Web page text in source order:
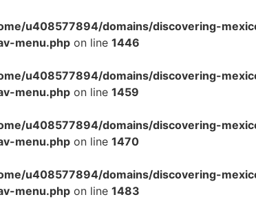
u408577894/domains/discovering-
menu.php on line 1446
u408577894/domains/discovering-
menu.php on line 1459
u408577894/domains/discovering-
menu.php on line 1470
u408577894/domains/discovering-
menu.php on line 1483